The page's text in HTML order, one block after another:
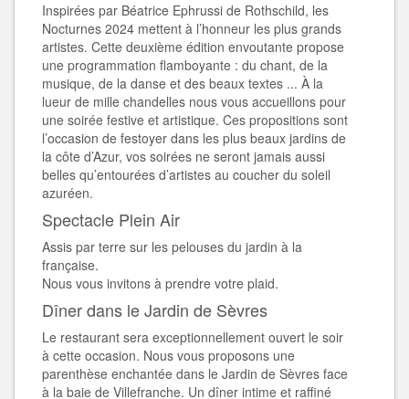
Inspirées par Béatrice Ephrussi de Rothschild, les
Nocturnes 2024 mettent à l’honneur les plus grands
artistes. Cette deuxième édition envoutante propose
une programmation flamboyante : du chant, de la
musique, de la danse et des beaux textes ... À la
lueur de mille chandelles nous vous accueillons pour
une soirée festive et artistique. Ces propositions sont
l’occasion de festoyer dans les plus beaux jardins de
la côte d’Azur, vos soirées ne seront jamais aussi
belles qu’entourées d’artistes au coucher du soleil
azuréen.
Spectacle Plein Air
Assis par terre sur les pelouses du jardin à la
française.
Nous vous invitons à prendre votre plaid.
Dîner dans le Jardin de Sèvres
Le restaurant sera exceptionnellement ouvert le soir
à cette occasion. Nous vous proposons une
parenthèse enchantée dans le Jardin de Sèvres face
à la baie de Villefranche. Un dîner intime et raffiné